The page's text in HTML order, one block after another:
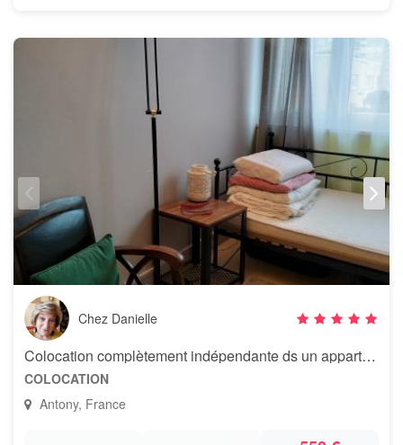
Chez Danielle
Colocation complètement indépendante ds un appartement
COLOCATION
Antony, France